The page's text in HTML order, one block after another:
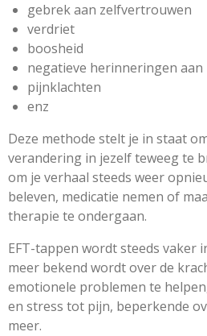
gebrek aan zelfvertrouwen
verdriet
boosheid
negatieve herinneringen
pijnklachten
enz
Deze methode stelt je in staat
verandering in jezelf teweeg te
om je verhaal steeds weer
beleven, medicatie nemen of
therapie te ondergaan.
EFT-tappen wordt steeds vaker
meer bekend wordt over de
emotionele problemen te
en stress tot pijn, beperkende
meer.